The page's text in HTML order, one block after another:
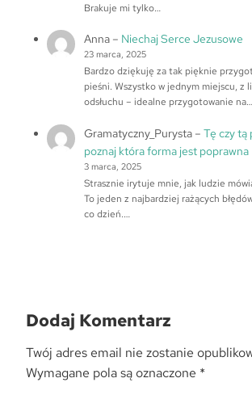
Brakuje mi tylko…
Anna– Niechaj Serce Jezusowe
23 marca, 2025
Bardzo dziękuję za tak pięknie
pieśni. Wszystko w jednym miejscu, z
odsłuchu – idealne przygotowanie na…
Gramatyczny_Purysta– Tę czy tą
poznaj która forma jest poprawna
3 marca, 2025
Strasznie irytuje mnie, jak ludzie
To jeden z najbardziej rażących
co dzień.…
Dodaj Komentarz
Twój adres email nie zostanie
Wymagane pola są oznaczone *